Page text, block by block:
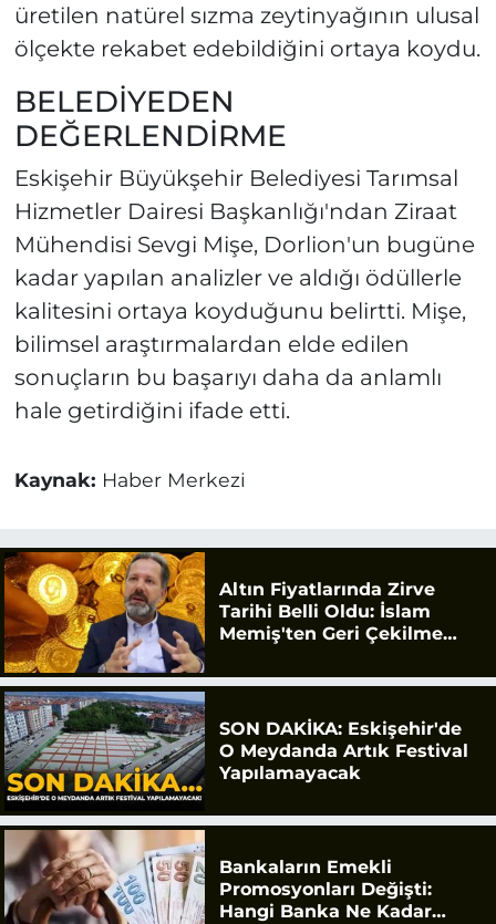
üretilen natürel sızma zeytinyağının ulusal
ölçekte rekabet edebildiğini ortaya koydu.
BELEDİYEDEN
DEĞERLENDİRME
Eskişehir Büyükşehir Belediyesi Tarımsal
Hizmetler Dairesi Başkanlığı'ndan Ziraat
Mühendisi Sevgi Mişe, Dorlion'un bugüne
kadar yapılan analizler ve aldığı ödüllerle
kalitesini ortaya koyduğunu belirtti. Mişe,
bilimsel araştırmalardan elde edilen
sonuçların bu başarıyı daha da anlamlı
hale getirdiğini ifade etti.
Kaynak: Haber Merkezi
Altın Fiyatlarında Zirve
Tarihi Belli Oldu: İslam
Memiş'ten Geri Çekilme
SON DAKİKA: Eskişehir'de
O Meydanda Artık Festival
Yapılamayacak
Bankaların Emekli
Promosyonları Değişti:
Hangi Banka Ne Kadar